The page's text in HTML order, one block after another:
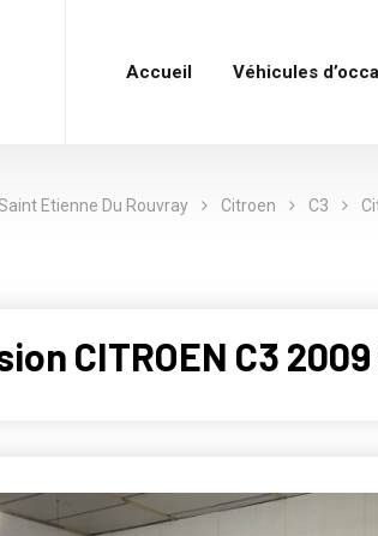
Accueil Véhicules
Etienne Du Rouvray Citroen C3
CITROEN C3